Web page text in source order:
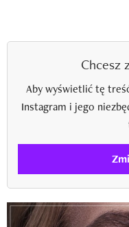
Chcesz
Aby wyświetlić tę
Instagram i jego